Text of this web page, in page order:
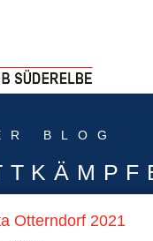
BLOG
Otterndorf 2021